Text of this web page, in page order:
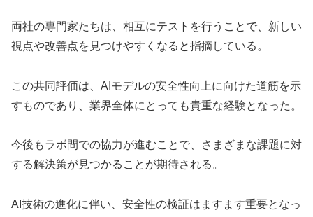
両社の専門家たちは、相互にテストを行うことで、新しい
視点や改善点を見つけやすくなると指摘している。
この共同評価は、AIモデルの安全性向上に向けた道筋を示
すものであり、業界全体にとっても貴重な経験となった。
今後もラボ間での協力が進むことで、さまざまな課題に対
する解決策が見つかることが期待される。
AI技術の進化に伴い、安全性の検証はますます重要となっ